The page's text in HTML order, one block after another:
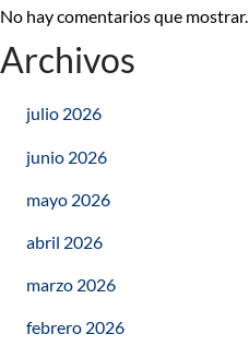
No hay comentarios que mostrar.
Archivos
julio 2026
junio 2026
mayo 2026
abril 2026
marzo 2026
febrero 2026